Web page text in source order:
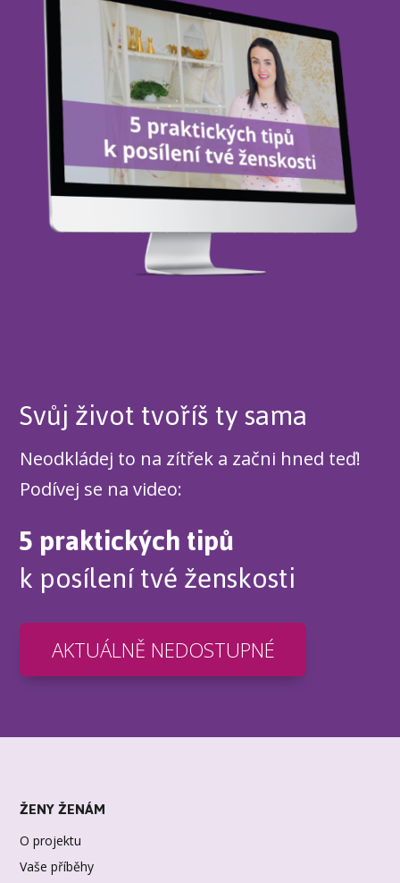
Svůj život tvoříš ty sama
Neodkládej to na zítřek a začni hned teď!
Podívej se na video:
5 praktických tipů
k posílení tvé ženskosti
AKTUÁLNĚ NEDOSTUPNÉ
ŽENY ŽENÁM
O projektu
Vaše příběhy